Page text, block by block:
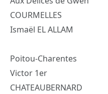
COURMELLES
Ismaël EL ALLAM
Poitou-Charentes
Victor 1er
CHATEAUBERNARD